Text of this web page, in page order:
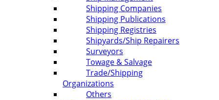
Shipping Companies
Shipping Publications
Shipping Registries
Shipyards/Ship Repairers
Surveyors
Towage & Salvage
Trade/Shipping
Organizations
Others